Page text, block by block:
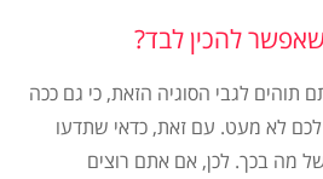
להכין לבד?
תוהים לגבי הסוגיה הזאת, כי גם ככה
לכם לא מעט. עם זאת, כדאי שתדעו
מה בכך. לכן, אם אתם רוצים